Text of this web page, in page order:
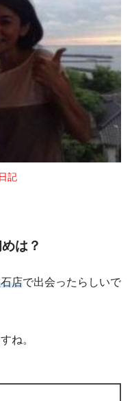
記
は？
店で出会ったらしいで
ね。